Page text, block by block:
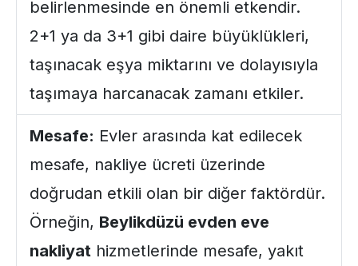
belirlenmesinde en önemli etkendir.
2+1 ya da 3+1 gibi daire büyüklükleri,
taşınacak eşya miktarını ve dolayısıyla
taşımaya harcanacak zamanı etkiler.
Mesafe: Evler arasında kat edilecek
mesafe, nakliye ücreti üzerinde
doğrudan etkili olan bir diğer faktördür.
Örneğin, Beylikdüzü evden eve
nakliyat hizmetlerinde mesafe, yakıt